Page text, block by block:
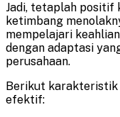
Jadi, tetaplah positif
ketimbang
mempelajari
dengan adaptasi
perusahaan.
Berikut karakteristik
efektif: